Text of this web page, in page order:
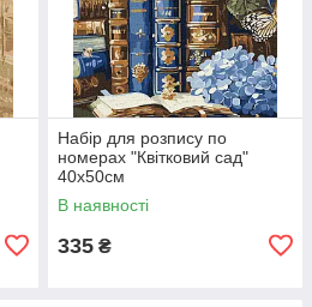
Набір для розпису по
номерах "Квітковий сад"
40х50см
В наявності
335 ₴